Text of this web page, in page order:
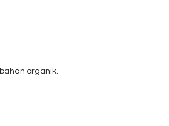
organik.